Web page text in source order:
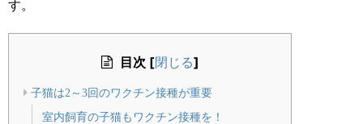
す。
目次 [閉じる]
子猫は2～3回のワクチン接種が重要
室内飼育の子猫もワクチン接種を！